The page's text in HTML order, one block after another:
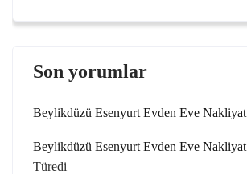
Son yorumlar
Beylikdüzü Esenyurt Evden Eve Nakliyat
Beylikdüzü Esenyurt Evden Eve Nakliyat
Türedi